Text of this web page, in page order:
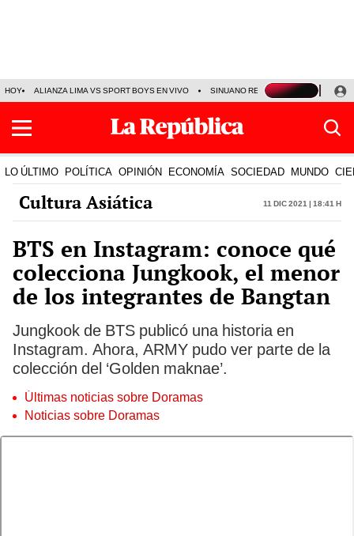
HOY ALIANZA LIMA VS SPORT BOYS EN VIVO SINUANO RESULTADOS HOY
LO ÚLTIMO POLÍTICA OPINIÓN ECONOMÍA SOCIEDAD MUNDO
Cultura Asiática 11 Dic 2021 | 18:41 h
BTS en Instagram: conoce qué
colecciona Jungkook, el menor
de los integrantes de Bangtan
Jungkook de BTS publicó una historia en
Instagram. Ahora, ARMY pudo ver parte de la
colección del ‘Golden maknae’.
Últimas noticias sobre Doramas
Noticias sobre Doramas